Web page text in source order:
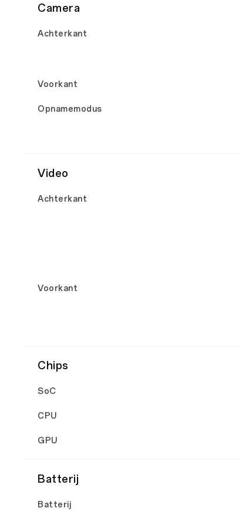
Camera
Achterkant
Voorkant
Opnamemodus
Video
Achterkant
Voorkant
Chips
SoC
CPU
GPU
Batterij
Batterij